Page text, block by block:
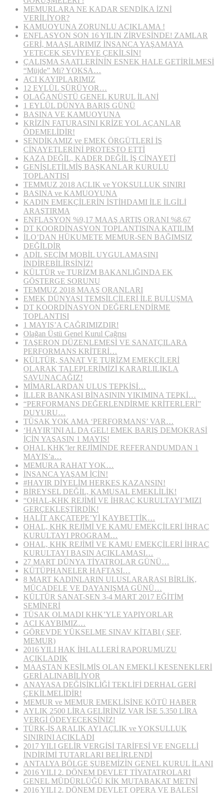
MEMURLARA NE KADAR SENDİKA İZNİ
VERİLİYOR?
KAMUOYUNA ZORUNLU AÇIKLAMA !
ENFLASYON SON 16 YILIN ZİRVESİNDE! ZAMLAR
GERİ, MAAŞLARIMIZ İNSANCA YAŞAMAYA
YETECEK SEVİYEYE ÇEKİLSİN!
ÇALIŞMA SAATLERİNİN ESNEK HALE GETİRİLMESİ
“Müjde” Mi? YOKSA…
ACI KAYIPLARIMIZ
12 EYLÜL SÜRÜYOR…
OLAĞANÜSTÜ GENEL KURUL İLANİ
1 EYLÜL DÜNYA BARIŞ GÜNÜ
BASINA VE KAMUOYUNA
KRİZİN FATURASINI KRİZE YOL AÇANLAR
ÖDEMELİDİR!
SENDİKAMIZ ve EMEK ÖRGÜTLERİ İŞ
CİNAYETLERİNİ PROTESTO ETTİ
KAZA DEĞİL, KADER DEĞİL İŞ CİNAYETİ
GENİŞLETİLMİŞ BAŞKANLAR KURULU
TOPLANTISI
TEMMUZ 2018 AÇLIK ve YOKSULLUK SINIRI
BASINA ve KAMUOYUNA
KADIN EMEKÇİLERİN İSTİHDAMI İLE İLGİLİ
ARAŞTIRMA
ENFLASYON %9,17 MAAŞ ARTIŞ ORANI %8,67
DT KOORDİNASYON TOPLANTISINA KATILIM
İLO’DAN HÜKUMETE MEMUR-SEN BAĞIMSIZ
DEĞİLDİR
ADİL SEÇİM MOBİL UYGULAMASINI
İNDİREBİLİRSİNİZ!
KÜLTÜR ve TURİZM BAKANLIĞINDA EK
GÖSTERGE SORUNU
TEMMUZ 2018 MAAŞ ORANLARI
EMEK DÜNYASI TEMSİLCİLERİ İLE BULUŞMA
DT KOORDİNASYON DEĞERLENDİRME
TOPLANTISI
1 MAYIS’A ÇAĞRIMIZDIR!
Olağan Üstü Genel Kurul Çağrısı
TAŞERON DÜZENLEMESİ VE SANATÇILARA
PERFORMANS KRİTERİ…
KÜLTÜR, SANAT VE TURİZM EMEKÇİLERİ
OLARAK TALEPLERİMİZİ KARARLILIKLA
SAVUNACAĞIZ!
MİMARLARDAN ULUS TEPKİSİ…
İLLER BANKASI BİNASININ YIKIMINA TEPKİ…
“PERFORMANS DEĞERLENDİRME KRİTERLERİ”
DUYURU…
TÜSAK YOK AMA ‘PERFORMANS’ VAR…
‘HAYIR’INI AL DA GEL! EMEK BARIŞ DEMOKRASİ
İÇİN YAŞASIN 1 MAYIS!
OHAL KHK’ler REJİMİNDE REFERANDUMDAN 1
MAYIS’a…
MEMURA RAHAT YOK…
İNSANCA YAŞAM İÇİN!
#HAYIR DİYELİM HERKES KAZANSIN!
BİREYSEL DEĞİL, KAMUSAL EMEKLİLİK!
“OHAL-KHK REJİMİ VE İHRAÇ KURULTAYI’MIZI
GERÇEKLEŞTİRDİK!
HALİT AKÇATEPE’Yİ KAYBETTİK…
OHAL, KHK REJİMİ VE KAMU EMEKÇİLERİ İHRAÇ
KURULTAYI PROGRAM…
OHAL, KHK REJİMİ VE KAMU EMEKÇİLERİ İHRAÇ
KURULTAYI BASIN AÇIKLAMASI…
27 MART DÜNYA TİYATROLAR GÜNÜ…
KÜTÜPHANELER HAFTASI…
8 MART KADINLARIN ULUSLARARASI BİRLİK,
MÜCADELE VE DAYANIŞMA GÜNÜ…
KÜLTÜR SANAT-SEN 3-4 MART 2017 EĞİTİM
SEMİNERİ
TÜSAK OLMADI KHK’YLE YAPIYORLAR
ACI KAYBIMIZ…
GÖREVDE YÜKSELME SINAV KİTABI ( ŞEF,
MEMUR)
2016 YILI HAK İHLALLERİ RAPORUMUZU
AÇIKLADIK
MAAŞTAN KESİLMİŞ OLAN EMEKLİ KESENEKLERİ
GERİ ALINABİLİYOR
ANAYASA DEĞİŞİKLİĞİ TEKLİFİ DERHAL GERİ
ÇEKİLMELİDİR!
MEMUR ve MEMUR EMEKLİSİNE KÖTÜ HABER
AYLIK 2500 LİRA GELİRİNİZ VAR İSE 5.350 LİRA
VERGİ ÖDEYECEKSİNİZ!
TÜRK-İŞ ARALIK AYI AÇLIK ve YOKSULLUK
SINIRINI AÇIKLADI
2017 YILI GELİR VERGİSİ TARİFESİ VE ENGELLİ
İNDİRİMİ TUTARLARI BELİRLENDİ
ANTALYA BÖLGE ŞUBEMİZİN GENEL KURUL İLANI
2016 YILI 2. DÖNEM DEVLET TİYATATROLARI
GENEL MÜDÜRLÜĞÜ KİK MUTABAKAT METNİ
2016 YILI 2. DÖNEM DEVLET OPERA VE BALESİ